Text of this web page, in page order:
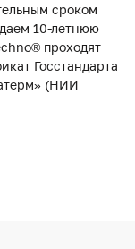
сроком
10-летнюю
проходят
Госстандарта
(НИИ